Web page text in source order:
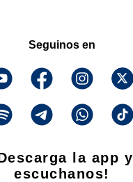
Seguinos en
la app y
escuchanos!